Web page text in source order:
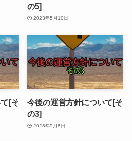
の5]
2023年5月10日
[そ
今後の運営方針について[そ
の3]
2023年5月8日